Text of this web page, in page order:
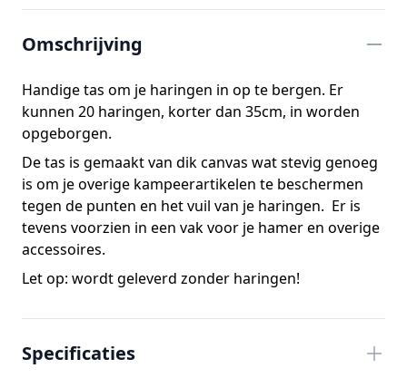
Omschrijving
Handige tas om je haringen in op te bergen. Er
kunnen 20 haringen, korter dan 35cm, in worden
opgeborgen.
De tas is gemaakt van dik canvas wat stevig genoeg
is om je overige kampeerartikelen te beschermen
tegen de punten en het vuil van je haringen. Er is
tevens voorzien in een vak voor je hamer en overige
accessoires.
Let op: wordt geleverd zonder haringen!
Specificaties